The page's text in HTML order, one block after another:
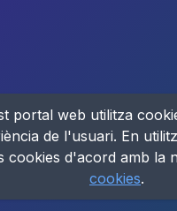
portal web utilitza
de l'usuari. En
cookies d'acord amb la
cookies.